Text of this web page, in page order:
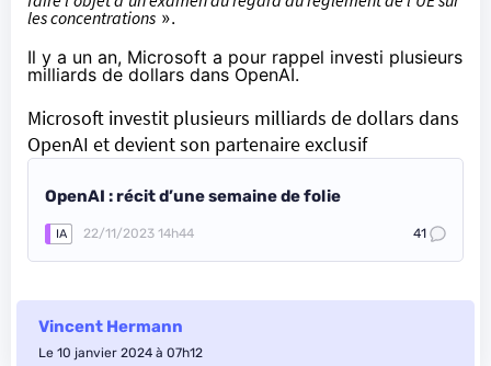
les concentrations ».
Il y a un an, Microsoft a pour rappel investi plusieurs
milliards de dollars dans OpenAI.
Microsoft investit plusieurs milliards de dollars dans
OpenAI et devient son partenaire exclusif
OpenAI : récit d’une semaine de folie
IA 22/11/2023 14h44 41
Vincent Hermann
Le 10 janvier 2024 à 07h12